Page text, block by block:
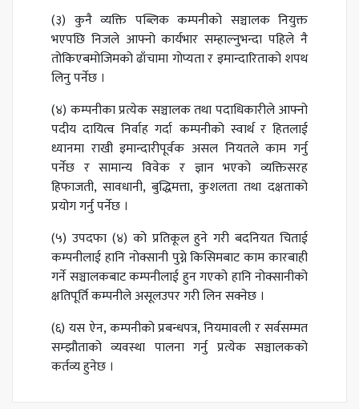
(३) कुनै व्यक्ति पब्लिक कम्पनीको सञ्चालक नियुक्त
भएपछि निजले आफ्नो कार्यभार सम्हाल्नुभन्दा पहिले नै
तोकिएबमोजिमको ढाँचामा गोप्यता र इमान्दारिताको शपथ
लिनु पर्नेछ ।
(४) कम्पनीका प्रत्येक सञ्चालक तथा पदाधिकारीले आफ्नो
पदीय दायित्व निर्वाह गर्दा कम्पनीको स्वार्थ र हितलाई
ध्यानमा राखी इमान्दारीपूर्वक असल नियतले काम गर्नु
पर्नेछ र सामान्य विवेक र ज्ञान भएको व्यक्तिसरह
हिफाजती, सावधानी, बुद्धिमत्ता, कुशलता तथा दक्षताको
प्रयोग गर्नु पर्नेछ ।
(५) उपदफा (४) को प्रतिकूल हुने गरी बदनियत चिताई
कम्पनीलाई हानि नोक्सानी पुग्ने किसिमबाट काम कारबाही
गर्ने सञ्चालकबाट कम्पनीलाई हुन गएको हानि नोक्सानीको
क्षतिपूर्ति कम्पनीले असूलउपर गरी लिन सक्नेछ ।
(६) यस ऐन, कम्पनीको प्रबन्धपत्र, नियमावली र सर्वसम्मत
सम्झौताको व्यवस्था पालना गर्नु प्रत्येक सञ्चालकको
कर्तव्य हुनेछ ।